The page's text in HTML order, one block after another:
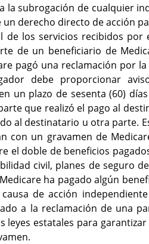
la subrogación de cualquier
derecho directo de acción
de los servicios recibidos
de un beneficiario de
pagó una reclamación por
debe proporcionar
un plazo de sesenta (60)
que realizó el pago al
al destinatario u otra parte.
con un gravamen de
el doble de beneficios
civil, planes de seguro
ha pagado algún
de acción
a la reclamación de una
leyes estatales para